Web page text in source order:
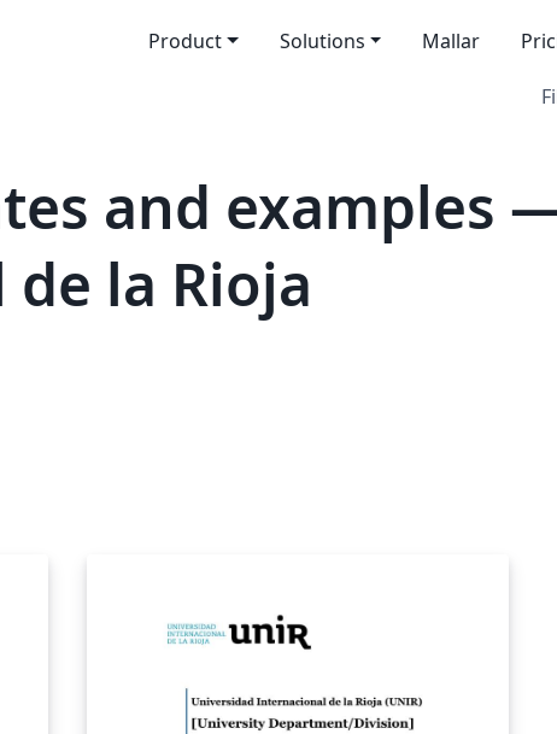
Product Solutions Mallar
and examples
la Rioja